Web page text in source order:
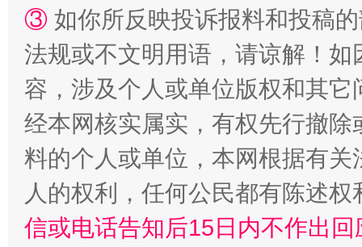
“蜀中异人”王建安的艺术幻境
③ 如你所反映投诉报料和投稿
法规或不文明用语，请谅解！
容，涉及个人或单位版权和其它
经本网核实属实，有权先行撤
料的个人或单位，本网根据有
人的权利，任何公民都有陈述
信或电话告知后15日内不作出